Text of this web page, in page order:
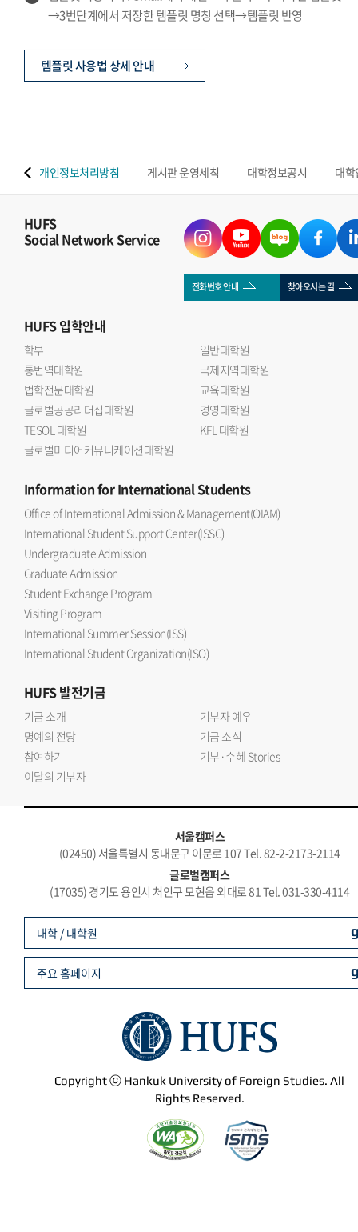
→3번단계에서 저장한 템플릿 명칭 선택→템플릿 반영
템플릿 사용법 상세 안내
개인정보처리방침 게시판 운영세칙 대학정보공시 대
HUFS
Social Network Service
전화번호 안내 찾아오시는 길
HUFS입학안내
학부
일반대학원
통번역대학원
국제지역대학원
법학전문대학원
교육대학원
글로벌공공리더십대학원
경영대학원
TESOL 대학원
KFL 대학원
글로벌미디어커뮤니케이션대학원
Informationfor International Students
Office of International Admission & Management(OIAM)
International Student Support Center(ISSC)
Undergraduate Admission
Graduate Admission
Student Exchange Program
Visiting Program
International Summer Session(ISS)
International Student Organization(ISO)
HUFS발전기금
기금 소개
기부자 예우
명예의 전당
기금 소식
참여하기
기부·수혜 Stories
이달의 기부자
서울캠퍼스
(02450) 서울특별시 동대문구 이문로 107 Tel. 82-2-2173-2114
글로벌캠퍼스
(17035) 경기도 용인시 처인구 모현읍 외대로 81 Tel. 031-330-4114
Copyright ⓒ Hankuk University of Foreign Studies. All
Rights Reserved.
대학 / 대학원
주요 홈페이지